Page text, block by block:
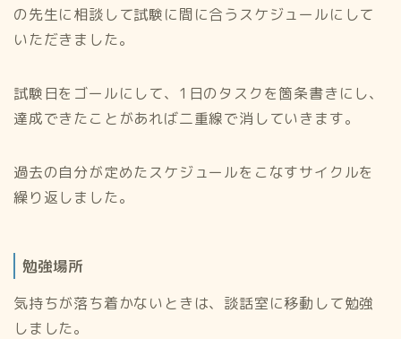
の先生に相談して試験に間に合うスケジュールにして
いただきました。
試験日をゴールにして、1日のタスクを箇条書きにし、
達成できたことがあれば二重線で消していきます。
過去の自分が定めたスケジュールをこなすサイクルを
繰り返しました。
勉強場所
気持ちが落ち着かないときは、談話室に移動して勉強
しました。